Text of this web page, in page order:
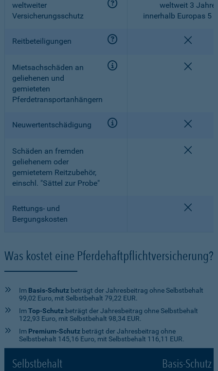
weltweiter
Versicherungsschutz
weltweit 3 Jahre,
innerhalb Europas 5
Reitbeteiligungen
Mietsachschäden an
geliehenen und
gemieteten
Pferdetransportanhängern
Neuwertentschädigung
Schäden an fremden
geliehenem oder
gemietetem Reitzubehör,
einschl. "Sättel zur Probe"
Rettungs- und
Bergungskosten
Was kostet eine Pferdehaftpflichtversicherung?
Im Basis-Schutz beträgt der Jahresbeitrag ohne Selbstbehalt
99,02 Euro, mit Selbstbehalt 79,22 EUR.
ImTop-Schutz beträgt der Jahresbeitrag ohne Selbstbehalt
122,93 Euro, mit Selbstbehalt 98,34 EUR.
Im Premium-Schutz beträgt der Jahresbeitrag ohne
Selbstbehalt 145,16 Euro, mit Selbstbehalt 116,11 EUR.
Selbstbehalt Basis-Schutz